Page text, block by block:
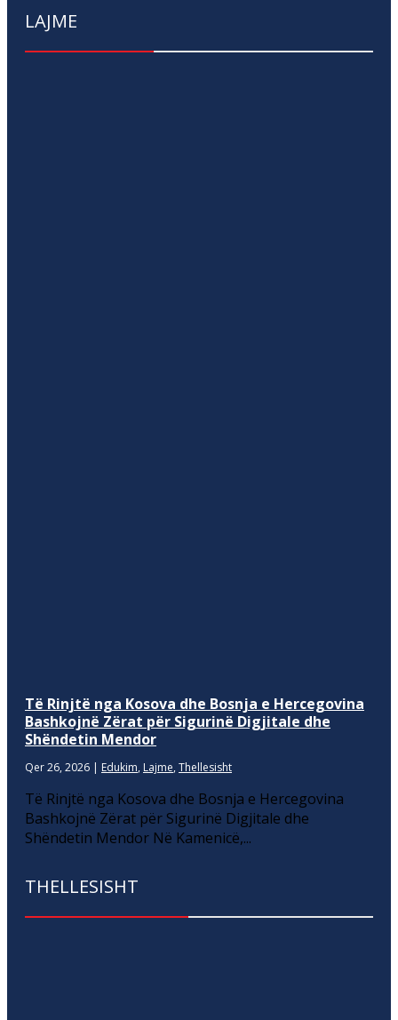
LAJME
Të Rinjtë nga Kosova dhe Bosnja e Hercegovina
Bashkojnë Zërat për Sigurinë Digjitale dhe
Shëndetin Mendor
Qer 26, 2026 | Edukim, Lajme, Thellesisht
Të Rinjtë nga Kosova dhe Bosnja e Hercegovina
Bashkojnë Zërat për Sigurinë Digjitale dhe
Shëndetin Mendor Në Kamenicë,...
THELLESISHT